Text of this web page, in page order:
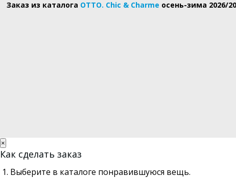
Заказ из каталога OTTO. Chic & Charme осень-зима 2026/
×
Как сделать заказ
Выберите в каталоге понравившуюся вещь.